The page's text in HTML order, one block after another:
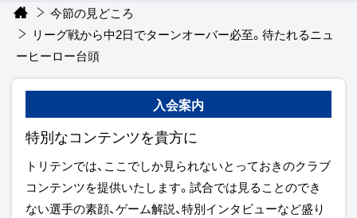
今節の見どころ
リーグ戦から中2日でターンオーバー必至。待たれるニュ
ーヒーロー台頭
入会案内
特別なコンテンツを貴方に
トリテンでは、ここでしか見られないとっておきのクラブ
コンテンツを提供いたします。試合では見ることのでき
ない選手の素顔、ゲーム解説、特別インタビューなど盛り